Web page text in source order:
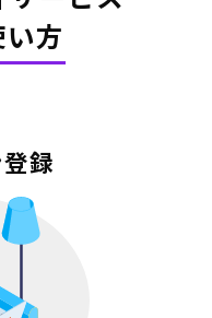
方
録